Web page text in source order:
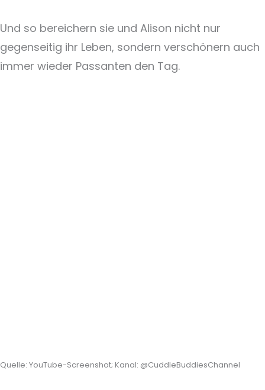
Und so bereichern sie und Alison nicht nur
gegenseitig ihr Leben, sondern verschönern auch
immer wieder Passanten den Tag.
Quelle: YouTube-Screenshot; Kanal: @CuddleBuddiesChannel